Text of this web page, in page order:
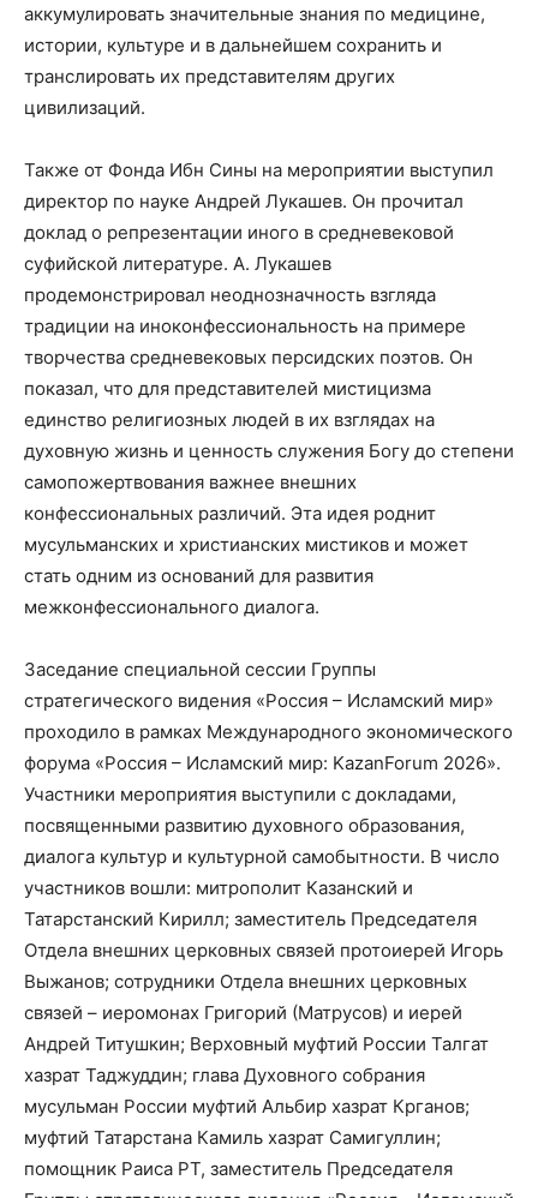
аккумулировать значительные знания по медицине,
истории, культуре и в дальнейшем сохранить и
транслировать их представителям других
цивилизаций.
Также от Фонда Ибн Сины на мероприятии выступил
директор по науке Андрей Лукашев. Он прочитал
доклад о репрезентации иного в средневековой
суфийской литературе. А. Лукашев
продемонстрировал неоднозначность взгляда
традиции на иноконфессиональность на примере
творчества средневековых персидских поэтов. Он
показал, что для представителей мистицизма
единство религиозных людей в их взглядах на
духовную жизнь и ценность служения Богу до степени
самопожертвования важнее внешних
конфессиональных различий. Эта идея роднит
мусульманских и христианских мистиков и может
стать одним из оснований для развития
межконфессионального диалога.
Заседание специальной сессии Группы
стратегического видения «Россия – Исламский мир»
проходило в рамках Международного экономического
форума «Россия – Исламский мир: KazanForum 2026».
Участники мероприятия выступили с докладами,
посвященными развитию духовного образования,
диалога культур и культурной самобытности. В число
участников вошли: митрополит Казанский и
Татарстанский Кирилл; заместитель Председателя
Отдела внешних церковных связей протоиерей Игорь
Выжанов; сотрудники Отдела внешних церковных
связей – иеромонах Григорий (Матрусов) и иерей
Андрей Титушкин; Верховный муфтий России Талгат
хазрат Таджуддин; глава Духовного собрания
мусульман России муфтий Альбир хазрат Крганов;
муфтий Татарстана Камиль хазрат Самигуллин;
помощник Раиса РТ, заместитель Председателя